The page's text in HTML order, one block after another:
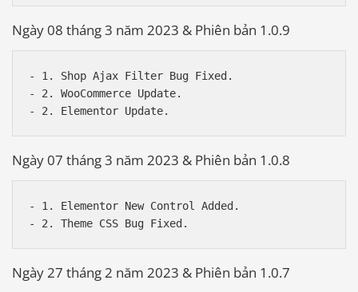
Ngày 08 tháng 3 năm 2023 & Phiên bản 1.0.9
- 1. Shop Ajax Filter Bug Fixed.
- 2. WooCommerce Update.
Ngày 07 tháng 3 năm 2023 & Phiên bản 1.0.8
- 1. Elementor New Control Added.
Ngày 27 tháng 2 năm 2023 & Phiên bản 1.0.7